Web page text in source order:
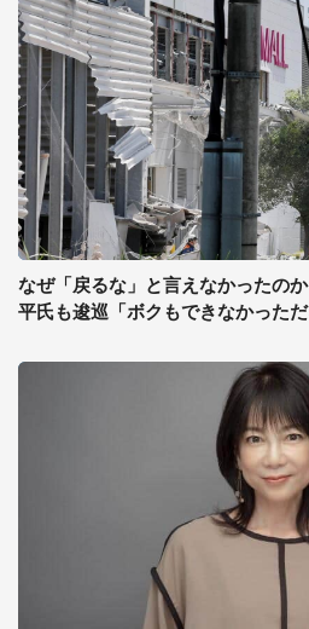
なぜ「戻るな」と言えなかったの
平氏も逡巡「ボクもできなかっただ